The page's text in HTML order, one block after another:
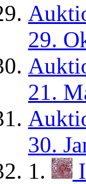
29.
21.
30.